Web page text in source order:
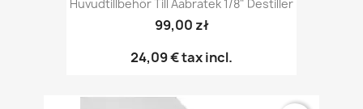
Huvudtillbehör Till Aabratek 1/8" Destiller
99,00 zł
24,09 €tax incl.